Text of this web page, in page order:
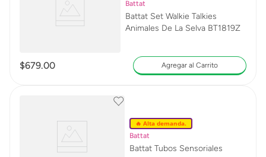
Battat
Battat Set Walkie Talkies
Animales De La Selva BT1819Z
$679.00 Agregar al Carrito
🔥 Alta demanda.
Battat
Battat Tubos Sensoriales